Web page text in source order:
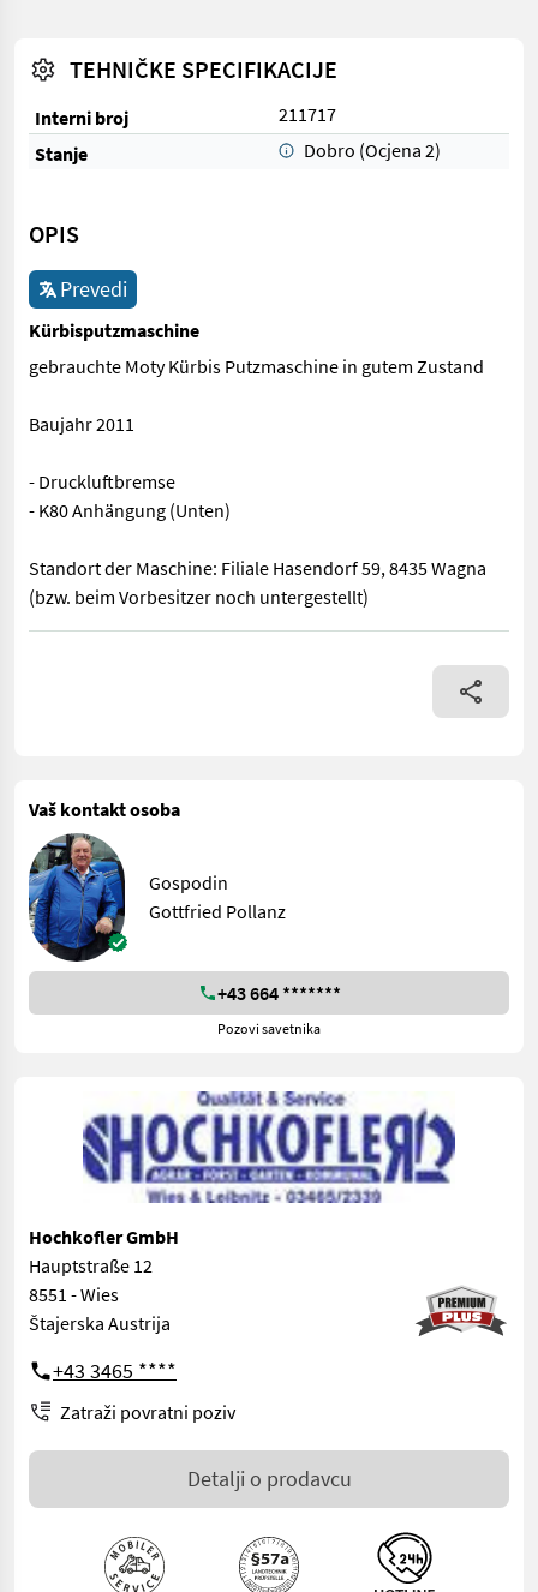
TEHNIČKE SPECIFIKACIJE
Interni broj
211717
Stanje
Dobro (Ocjena 2)
OPIS
Prevedi
Kürbisputzmaschine
gebrauchte Moty Kürbis Putzmaschine in gutem Zustand
Baujahr 2011
- Druckluftbremse
- K80 Anhängung (Unten)
Standort der Maschine: Filiale Hasendorf 59, 8435 Wagna
(bzw. beim Vorbesitzer noch untergestellt)
gebrauchte Moty Kürbis Putzmaschine in gutem Zustand
Vaš kontakt osoba
Gospodin
Gottfried Pollanz
+43 664 *******
Pozovi savetnika
Hochkofler GmbH
Hauptstraße 12
8551 - Wies
Štajerska Austrija
+43 3465 ****
Zatraži povratni poziv
Detalji o prodavcu